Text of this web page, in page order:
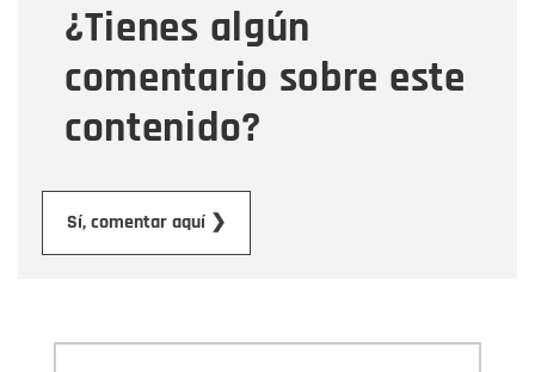
¿Tienes algún
comentario sobre este
contenido?
Sí, comentar aquí ❯
Mensaje